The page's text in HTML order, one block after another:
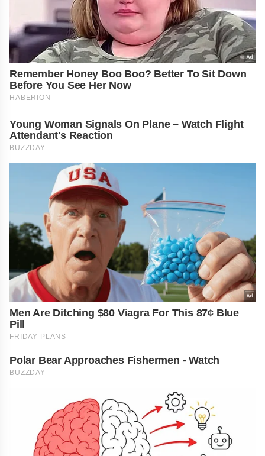
Remember Honey Boo Boo? Better To Sit Down
Before You See Her Now
HABERION
Young Woman Signals On Plane – Watch Flight
Attendant's Reaction
BUZZDAY
Men Are Ditching $80 Viagra For This 87¢ Blue
Pill
FRIDAY PLANS
Polar Bear Approaches Fishermen - Watch
BUZZDAY